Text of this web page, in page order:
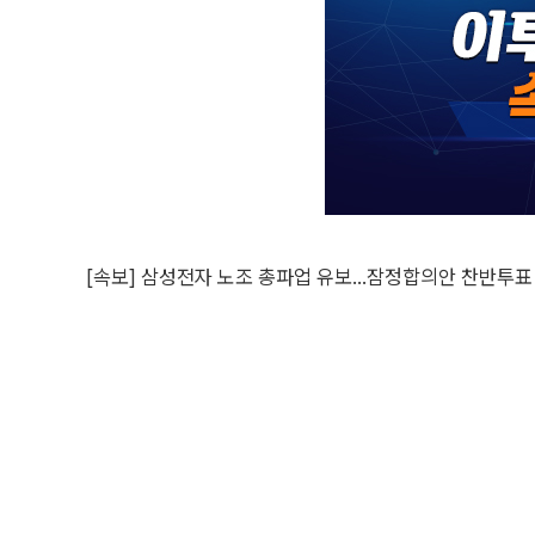
[속보] 삼성전자 노조 총파업 유보…잠정합의안 찬반투